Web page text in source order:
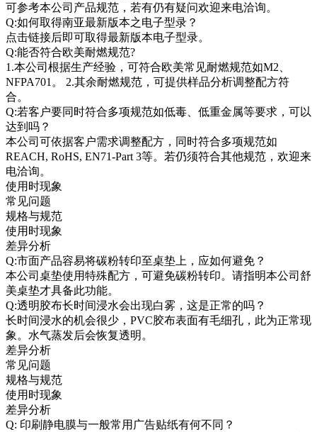
可参考本公司产品规范，若有仍有疑问欢迎来电洽询。
Q:如何取得南亚最新版本之电子型录？
点击链接后即可取得最新版本电子型录。
Q:能否符合欧美耐燃规范?
1.本公司根据生产经验，可符合欧美常见耐燃规范如M2、
NFPA701。 2.其余耐燃规范，可提供样品分析调整配方符
合。
Q:若客户要同时符合多项规范如低毒、低重金属等要求，可以
达到吗？
本公司可依据客户需求调整配方，同时符合多项规范如
REACH, RoHS, EN71-Part 3等。若仍须符合其他规范，欢迎来
电洽询。
使用时现象
常见问题
规格与规范
使用时现象
差异分析
Q:市面产品容易将碳粉转印至桌垫上，应如何避免？
本公司桌垫使用特殊配方，可避免碳粉转印。请指明本公司舒
美桌垫才具备此功能。
Q:透明胶布长时间浸水会出现白雾，这是正常的吗？
长时间浸水的机会很少，PVC胶布表面有毛细孔，此为正常现
象。水气蒸发后会恢复透明。
差异分析
常见问题
规格与规范
使用时现象
差异分析
Q: 印刷静电膜与一般常用广告贴纸有何不同？